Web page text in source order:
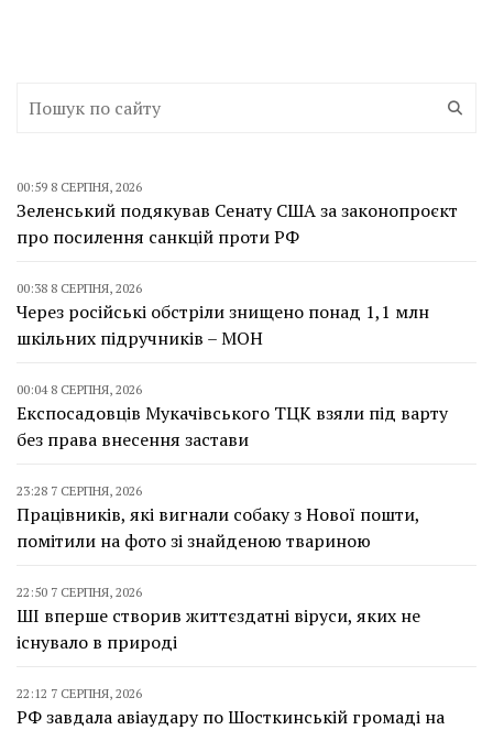
00:59 8 СЕРПНЯ, 2026
Зеленський подякував Сенату США за законопроєкт
про посилення санкцій проти РФ
00:38 8 СЕРПНЯ, 2026
Через російські обстріли знищено понад 1,1 млн
шкільних підручників – МОН
00:04 8 СЕРПНЯ, 2026
Експосадовців Мукачівського ТЦК взяли під варту
без права внесення застави
23:28 7 СЕРПНЯ, 2026
Працівників, які вигнали собаку з Нової пошти,
помітили на фото зі знайденою твариною
22:50 7 СЕРПНЯ, 2026
ШІ вперше створив життєздатні віруси, яких не
існувало в природі
22:12 7 СЕРПНЯ, 2026
РФ завдала авіаудару по Шосткинській громаді на